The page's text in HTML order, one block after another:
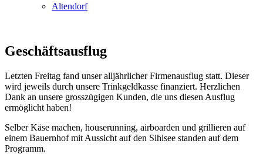
Altendorf
Geschäftsausflug
Letzten Freitag fand unser alljährlicher Firmenausflug statt. Dieser
wird jeweils durch unsere Trinkgeldkasse finanziert. Herzlichen
Dank an unsere grosszügigen Kunden, die uns diesen Ausflug
ermöglicht haben!
Selber Käse machen, houserunning, airboarden und grillieren auf
einem Bauernhof mit Aussicht auf den Sihlsee standen auf dem
Programm.